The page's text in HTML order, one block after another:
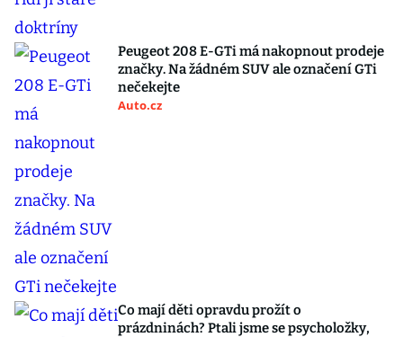
Peugeot 208 E-GTi má nakopnout prodeje
značky. Na žádném SUV ale označení GTi
nečekejte
Auto.cz
Co mají děti opravdu prožít o
prázdninách? Ptali jsme se psycholožky,